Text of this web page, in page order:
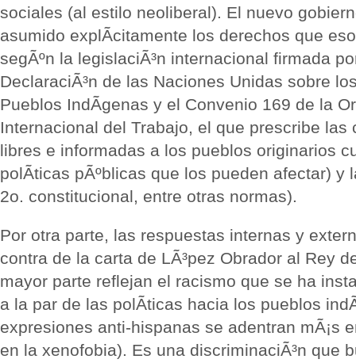
sociales (al estilo neoliberal). El nuevo
asumido explÃ­citamente los derechos que
segÃºn la legislaciÃ³n internacional firmada
DeclaraciÃ³n de las Naciones Unidas sobre
Pueblos IndÃ­genas y el Convenio 169 de la
Internacional del Trabajo, el que prescribe las
libres e informadas a los pueblos originarios
polÃ­ticas pÃºblicas que los pueden afectar) y
2o. constitucional, entre otras normas).
Por otra parte, las respuestas internas y
contra de la carta de LÃ³pez Obrador al Rey
mayor parte reflejan el racismo que se ha
a la par de las polÃ­ticas hacia los pueblos
expresiones anti-hispanas se adentran mÃ¡s
en la xenofobia). Es una discriminaciÃ³n que